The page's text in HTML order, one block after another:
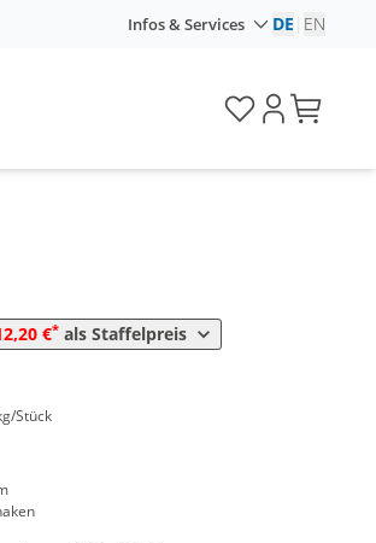
Infos & Services DE EN
€* als Staffelpreis
€ 18,70 €*/1m²
Stück